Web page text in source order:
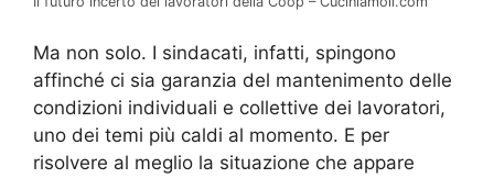
Ma non solo. I sindacati, infatti, spingono
affinché ci sia garanzia del mantenimento delle
condizioni individuali e collettive dei lavoratori,
uno dei temi più caldi al momento. E per
risolvere al meglio la situazione che appare